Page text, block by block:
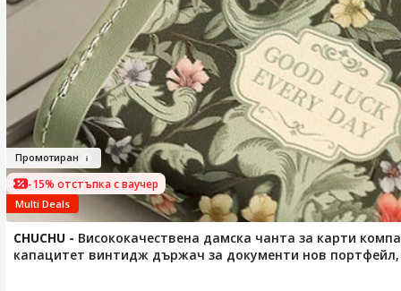
Промотиран
-15% отстъпка с ваучер
Multi Deals
CHUCHU - Висококачествена дамска чанта за карти
капацитет винтидж държач за документи нов портфейл,